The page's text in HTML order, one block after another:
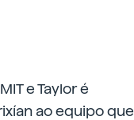
e Taylor é
ao equipo que